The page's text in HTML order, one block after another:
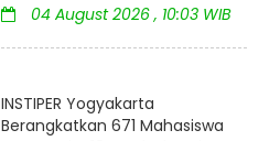
04 August 2026 , 10:03 WIB
INSTIPER Yogyakarta
Berangkatkan 671 Mahasiswa